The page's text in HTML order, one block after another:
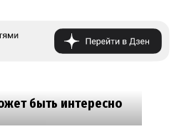
быть интересно